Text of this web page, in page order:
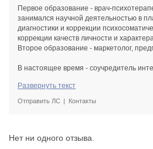
Первое образование - врач-
занимался научной деятельностью в
диагностики и коррекции
коррекции качеств личности и
Второе образование - маркетолог,
В настоящее время - соучредитель
классов о современных тенденциях
продвижения бизнеса в интернете.
Среди клиентов «Альянс+» такие
Развернуть текст
Отправить ЛС Контакты
Нет ни одного отзыва.